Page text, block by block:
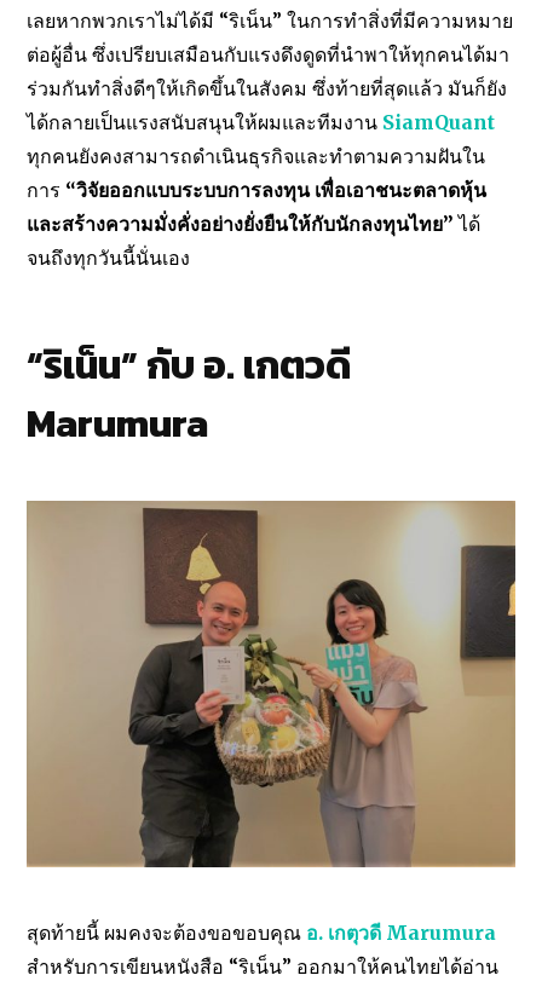
เลยหากพวกเราไม่ได้มี “ริเน็น” ในการทำสิ่งที่มีความหมาย
ต่อผู้อื่น ซึ่งเปรียบเสมือนกับแรงดึงดูดที่นำพาให้ทุกคนได้มา
ร่วมกันทำสิ่งดีๆให้เกิดขึ้นในสังคม ซึ่งท้ายที่สุดแล้ว มันก็ยัง
ได้กลายเป็นแรงสนับสนุนให้ผมและทีมงาน SiamQuant
ทุกคนยังคงสามารถดำเนินธุรกิจและทำตามความฝันใน
การ “วิจัยออกแบบระบบการลงทุน เพื่อเอาชนะตลาดหุ้น
และสร้างความมั่งคั่งอย่างยั่งยืนให้กับนักลงทุนไทย” ได้
จนถึงทุกวันนี้นั่นเอง
“ริเน็น” กับ อ. เกตวดี
Marumura
สุดท้ายนี้ ผมคงจะต้องขอขอบคุณ อ. เกตุวดี Marumura
สำหรับการเขียนหนังสือ “ริเน็น” ออกมาให้คนไทยได้อ่าน